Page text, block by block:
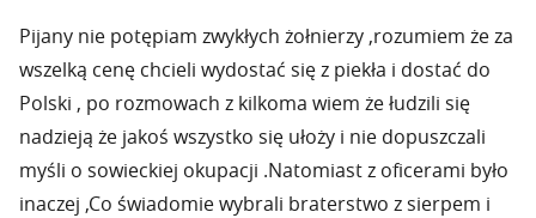
Pijany nie potępiam zwykłych żołnierzy ,rozumiem że za
wszelką cenę chcieli wydostać się z piekła i dostać do
Polski , po rozmowach z kilkoma wiem że łudzili się
nadzieją że jakoś wszystko się ułoży i nie dopuszczali
myśli o sowieckiej okupacji .Natomiast z oficerami było
inaczej ,Co świadomie wybrali braterstwo z sierpem i